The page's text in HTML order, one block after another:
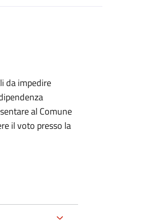
da impedire
al Comune
il voto presso la